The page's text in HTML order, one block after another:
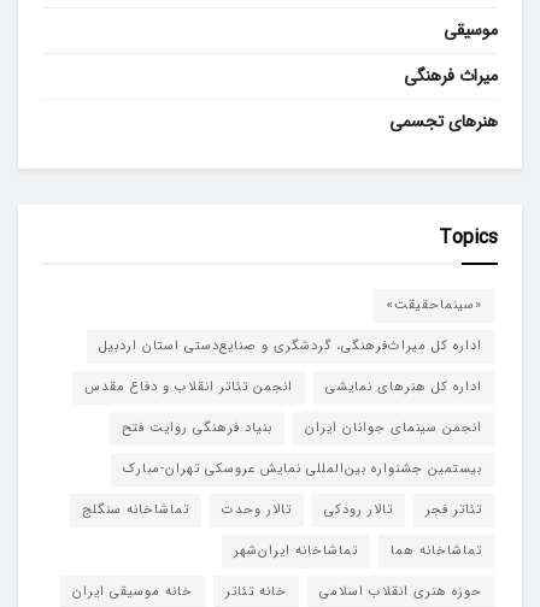
موسیقی
میراث فرهنگی
هنرهای تجسمی
Topics
«سینماحقیقت»
اداره کل میراث‌فرهنگی، گردشگری و صنایع‌دستی استان اردبیل
اداره کل هنرهای نمایشی
انجمن تئاتر انقلاب و دفاع مقدس
انجمن سینمای جوانان ایران
بنیاد فرهنگی روایت فتح
بیستمین جشنواره بین‌المللی نمایش عروسکی تهران-مبارک
تئاتر فجر
تالار رودکی تالار وحدت
تماشاخانه سنگلج
تماشاخانه هما
تماشاخانه‌ ایران‌شهر
حوزه هنری انقلاب اسلامی
خانه تئاتر
خانه موسیقی ایران